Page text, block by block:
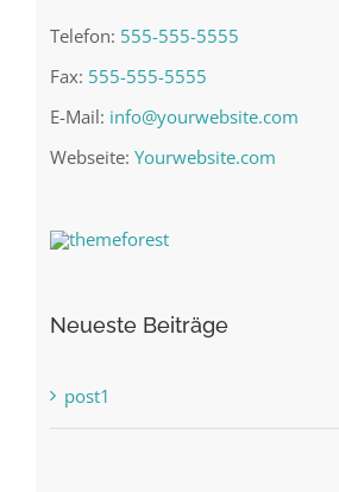
Telefon: 555-555-5555
Fax: 555-555-5555
E-Mail: info@yourwebsite.com
Webseite: Yourwebsite.com
Neueste Beiträge
post1